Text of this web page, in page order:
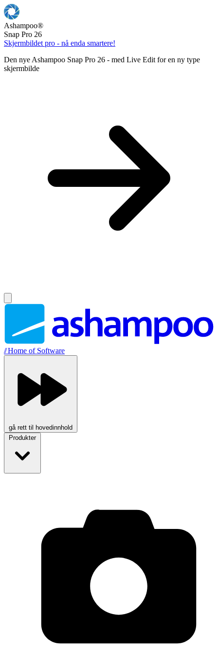
Ashampoo®
Snap Pro 26
Skjermbildet pro - nå enda smartere!
Den nye Ashampoo Snap Pro 26 - med Live Edit for en ny type
skjermbilde
//Home of Software
gå rett til hovedinnhold
Produkter